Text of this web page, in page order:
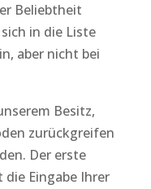
Beliebtheit
in die Liste
aber nicht bei
Besitz,
zurückgreifen
Der erste
Eingabe Ihrer